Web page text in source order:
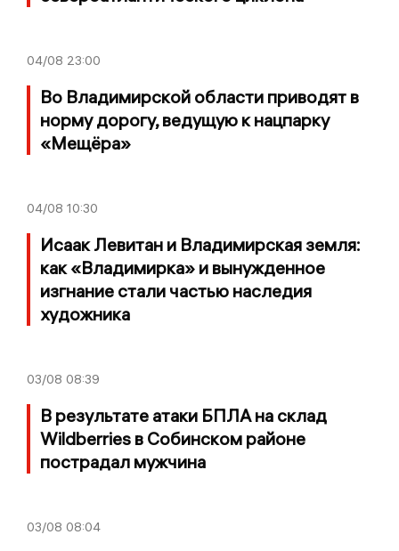
04/08 23:00
Во Владимирской области приводят в
норму дорогу, ведущую к нацпарку
«Мещёра»
04/08 10:30
Исаак Левитан и Владимирская земля:
как «Владимирка» и вынужденное
изгнание стали частью наследия
художника
03/08 08:39
В результате атаки БПЛА на склад
Wildberries в Собинском районе
пострадал мужчина
03/08 08:04